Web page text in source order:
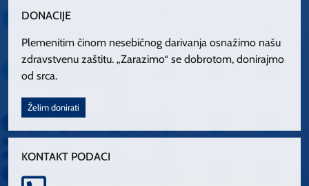
DONACIJE
Plemenitim činom nesebičnog darivanja osnažimo našu
zdravstvenu zaštitu. „Zarazimo“ se dobrotom, donirajmo
od srca.
Želim donirati
KONTAKT PODACI